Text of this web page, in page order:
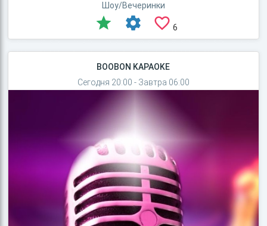
Шоу/Вечеринки
6
BOOBON KAPAOKE
Сегодня 20:00 - Завтра 06:00